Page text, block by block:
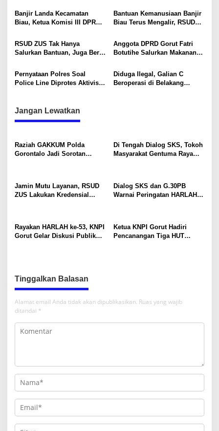
p
o
s
Biau
Banjir Landa Kecamatan
Biau, Ketua Komisi III DPRD
Bantuan Kemanusiaan Banjir
Biau Terus Mengalir, RSUD
RSUD ZUS Tak Hanya
Salurkan Bantuan, Juga Beri
Banjir Biau
Anggota DPRD Gorut Fatri
Botutihe Salurkan Makanan
di Kecamatan Biau
Pernyataan Polres Soal
Police Line Diprotes Aktivis:
Diduga Ilegal, Galian C
Beroperasi di Belakang
Jangan Lewatkan
Raziah GAKKUM Polda
Gorontalo Jadi Sorotan
Di Tengah Dialog SKS, Tokoh
Masyarakat Gentuma Raya
Jamin Mutu Layanan, RSUD
ZUS Lakukan Kredensial
Dialog SKS dan G.30PB
Warnai Peringatan HARLAH
Rayakan HARLAH ke-53, KNPI
Gorut Gelar Diskusi Publik
Ketua KNPI Gorut Hadiri
Pencanangan Tiga HUT
Tinggalkan Balasan
Alamat email Anda tidak akan dipublikasikan. Ruas yang wajib
ditandai *